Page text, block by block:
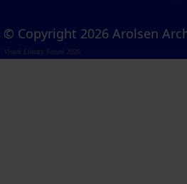
© Copyright 2026 Arolsen
Visual Library Server 2026